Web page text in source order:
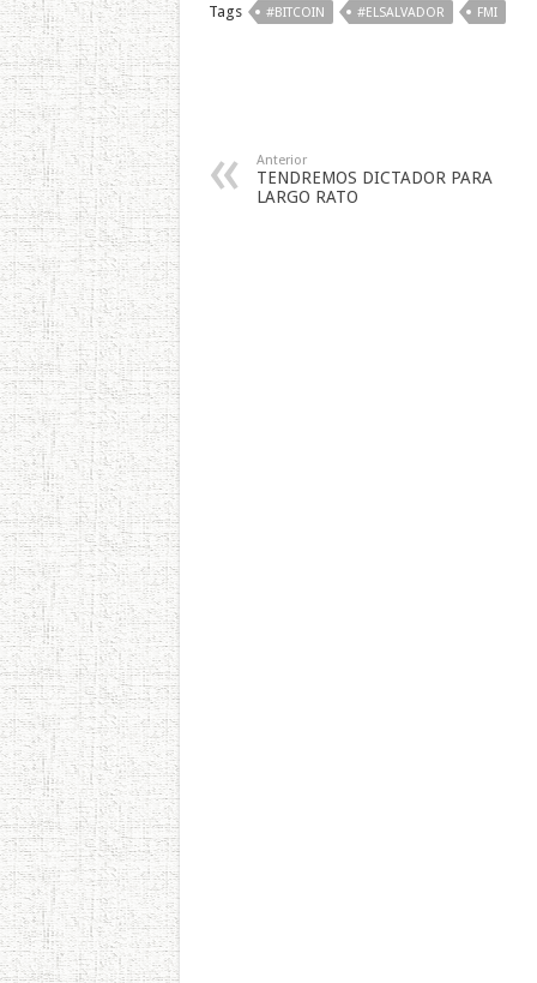
Tags #BITCOIN #ELSALVADOR FMI
Anterior
TENDREMOS DICTADOR PARA
LARGO RATO